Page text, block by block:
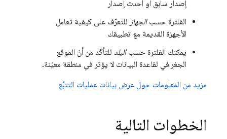
إصدار سابق أو أحدث إصدار
الفلترة حسبالجهاز للتعرّف على كيفية تعامل
الأجهزة القديمة مع تطبيقك
يمكنك الفلترة حسبالبلد للتأكّد من أنّ الموقع
الجغرافي لقاعدة البيانات لا يؤثر في منطقة معيّنة.
مزيد من المعلومات حول عرض بيانات عمليات التتبُّع
الخطوات التالية